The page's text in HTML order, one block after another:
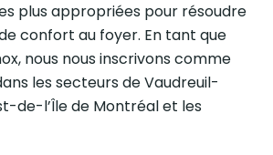
plus appropriées pour résoudre
confort au foyer. En tant que
nous nous inscrivons comme
les secteurs de Vaudreuil-
de-l’Île de Montréal et les